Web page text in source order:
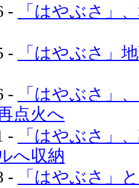
-
「はやぶさ」
-
「はやぶさ」
-
「はやぶさ」
点火へ
-
「はやぶさ」
へ収納
-
「はやぶさ」